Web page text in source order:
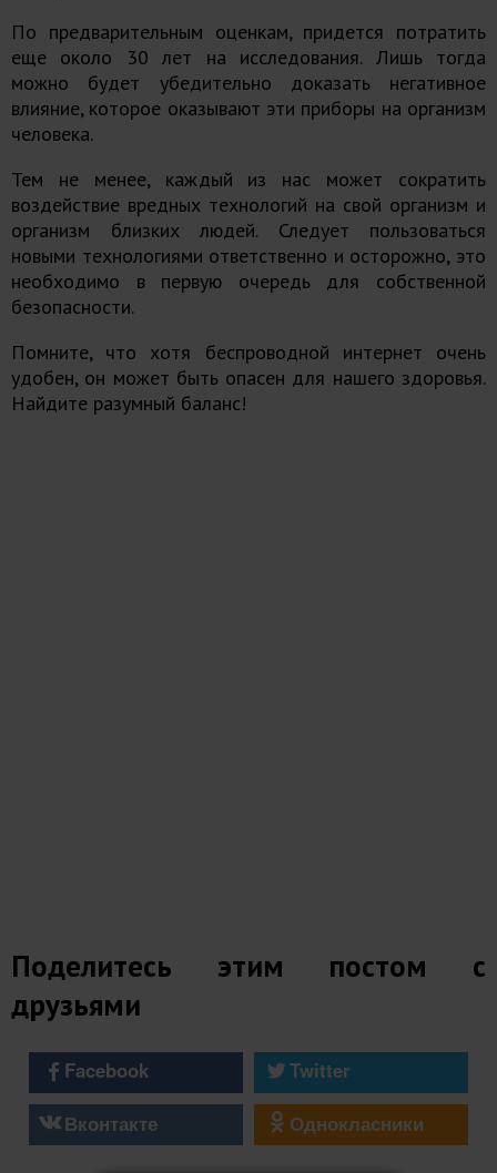
По предварительным оценкам, придется потратить
еще около 30 лет на исследования. Лишь тогда
можно будет убедительно доказать негативное
влияние, которое оказывают эти приборы на организм
человека.
Тем не менее, каждый из нас может сократить
воздействие вредных технологий на свой организм и
организм близких людей. Следует пользоваться
новыми технологиями ответственно и осторожно, это
необходимо в первую очередь для собственной
безопасности.
Помните, что хотя беспроводной интернет очень
удобен, он может быть опасен для нашего здоровья.
Найдите разумный баланс!
Поделитесь этим постом с
друзьями
Facebook
Twitter
Вконтакте
Однокласники